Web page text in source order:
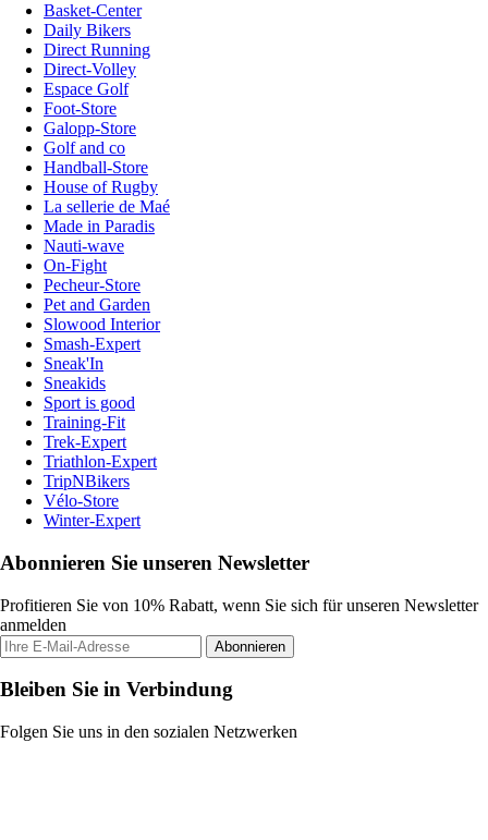
Basket-Center
Daily Bikers
Direct Running
Direct-Volley
Espace Golf
Foot-Store
Galopp-Store
Golf and co
Handball-Store
House of Rugby
La sellerie de Maé
Made in Paradis
Nauti-wave
On-Fight
Pecheur-Store
Pet and Garden
Slowood Interior
Smash-Expert
Sneak'In
Sneakids
Sport is good
Training-Fit
Trek-Expert
Triathlon-Expert
TripNBikers
Vélo-Store
Winter-Expert
Abonnieren Sie unseren Newsletter
Profitieren Sie von 10% Rabatt, wenn Sie sich für unseren Newsletter
anmelden
Abonnieren
Bleiben Sie in Verbindung
Folgen Sie uns in den sozialen Netzwerken